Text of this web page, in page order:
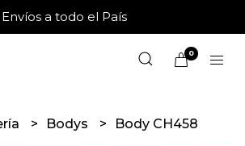
Envíos a todo el País
0
Bodys Body CH458